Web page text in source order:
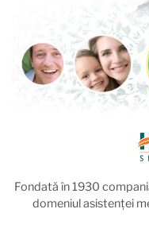
Fondată în 1930
domeniul asistenței